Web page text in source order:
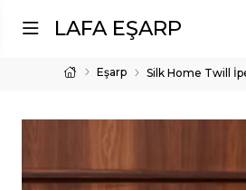
LAFA EŞARP
Eşarp Silk Home Twill